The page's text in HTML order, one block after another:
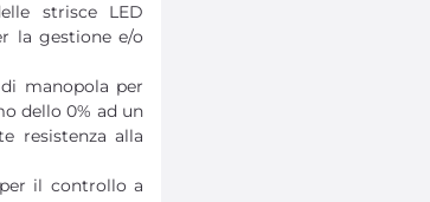
strisce LED
la gestione e/o
manopola per
dello 0% ad un
resistenza alla
il controllo a